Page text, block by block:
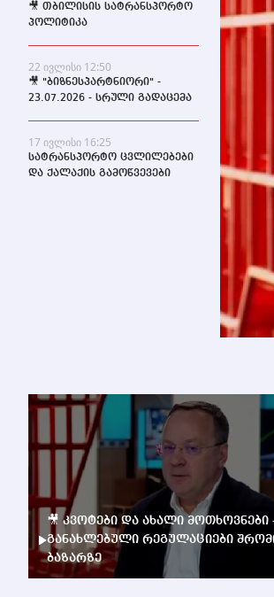
🎥 თბილისის სატრანსპორტო
პოლიტიკა
22 ივლისი 12:50
🎥 "ბიზნესპარტნიორი" -
23.07.2026 - სრული გადაცემა
17 ივლისი 16:25
სატრანსპორტო ცვლილებები
და ქალაქის გამოწვევები
🎥 კვოტები და ახალი მოთხოვნები
განახლებული რეგულაციები
ბაზარზე